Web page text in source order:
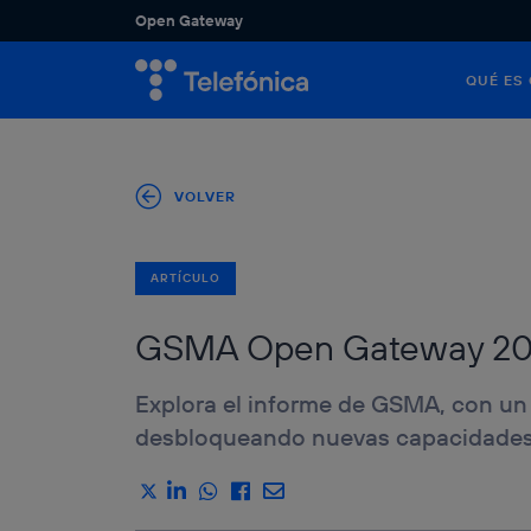
Open Gateway
QUÉ ES
VOLVER
ARTÍCULO
GSMA Open Gateway
Explora el informe de GSMA, con
desbloqueando nuevas